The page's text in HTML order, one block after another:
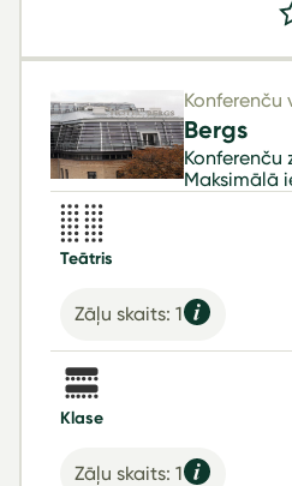
Konferenču
Bergs
Konferenču
Maksimālā
Teātris
Zāļu skaits: 1
Klase
Zāļu skaits: 1